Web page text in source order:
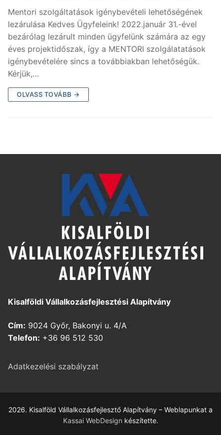
Mentori szolgáltatások igénybevételi lehetőségének
lezárulása Kedves Ügyfeleink! 2022.január 31.-ével
bezárólag lezárult minden ügyfelünk számára az egy
éves projektidőszak, így a MENTORI szolgálatatások
igénybevételére sincs a továbbiakban lehetőségük.
Kérjük,…
OLVASS TOVÁBB →
Kisalföldi Vállalkozásfejlesztési Alapítvány
Cím: 9024 Győr, Bakonyi u. 4/A
Telefon: +36 96 512 530
Adatkezelési szabályzat
2026. Kisalföld Vállalkozásfejlesztő Alapítvány – Weblapunkat a
Kassai WebDesign készítette.